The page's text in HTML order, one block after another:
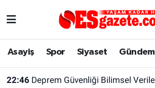
Asayiş Spor Siyaset Gündem
22:46 Deprem Güvenliği Bilimsel
Asayiş
Yaşam
Eskişehir Nöbetçi Eczaneler